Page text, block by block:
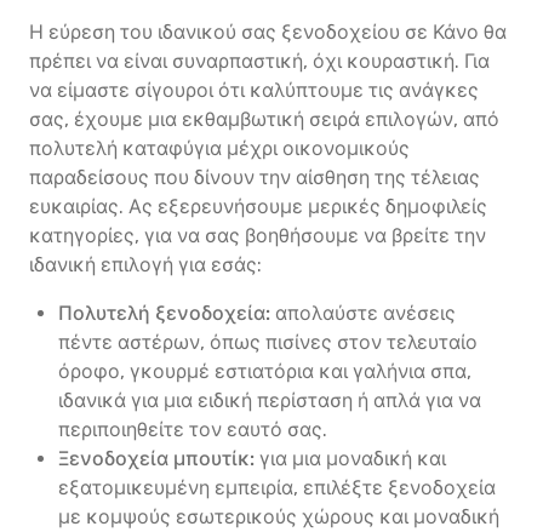
Η εύρεση του ιδανικού σας ξενοδοχείου σε Κάνο θα
πρέπει να είναι συναρπαστική, όχι κουραστική. Για
να είμαστε σίγουροι ότι καλύπτουμε τις ανάγκες
σας, έχουμε μια εκθαμβωτική σειρά επιλογών, από
πολυτελή καταφύγια μέχρι οικονομικούς
παραδείσους που δίνουν την αίσθηση της τέλειας
ευκαιρίας. Ας εξερευνήσουμε μερικές δημοφιλείς
κατηγορίες, για να σας βοηθήσουμε να βρείτε την
ιδανική επιλογή για εσάς:
Πολυτελή ξενοδοχεία: απολαύστε ανέσεις
πέντε αστέρων, όπως πισίνες στον τελευταίο
όροφο, γκουρμέ εστιατόρια και γαλήνια σπα,
ιδανικά για μια ειδική περίσταση ή απλά για να
περιποιηθείτε τον εαυτό σας.
Ξενοδοχεία μπουτίκ: για μια μοναδική και
εξατομικευμένη εμπειρία, επιλέξτε ξενοδοχεία
με κομψούς εσωτερικούς χώρους και μοναδική